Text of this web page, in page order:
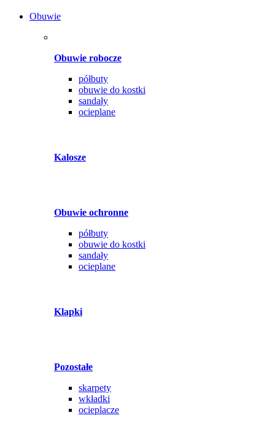
Obuwie
Obuwie robocze
półbuty
obuwie do kostki
sandały
ocieplane
Kalosze
Obuwie ochronne
półbuty
obuwie do kostki
sandały
ocieplane
Klapki
Pozostałe
skarpety
wkładki
ocieplacze